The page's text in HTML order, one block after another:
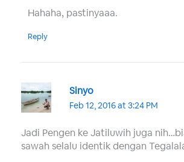
Hahaha, pastinyaaa.
Reply
Sinyo
Feb 12, 2016 at 3:24 PM
Jadi Pengen ke Jatiluwih juga
sawah selalu identik dengan